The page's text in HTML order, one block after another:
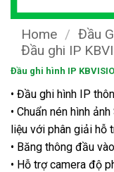
Home / Đầu
Đầu ghi IP
Đầu ghi hình IP
• Đầu ghi hình IP
• Chuẩn nén hình
liệu với phân giải hỗ
• Băng thông đầu
• Hỗ trợ camera độ